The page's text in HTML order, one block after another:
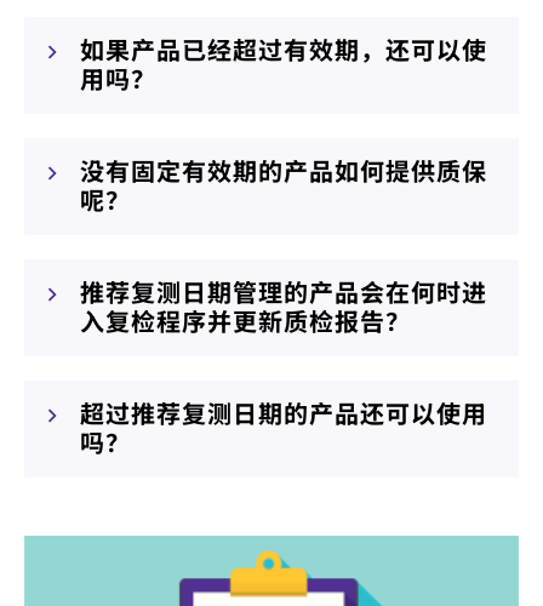
如果产品已经超过有效期，还可以使
用吗？
没有固定有效期的产品如何提供质保
呢？
推荐复测日期管理的产品会在何时进
入复检程序并更新质检报告？
超过推荐复测日期的产品还可以使用
吗？